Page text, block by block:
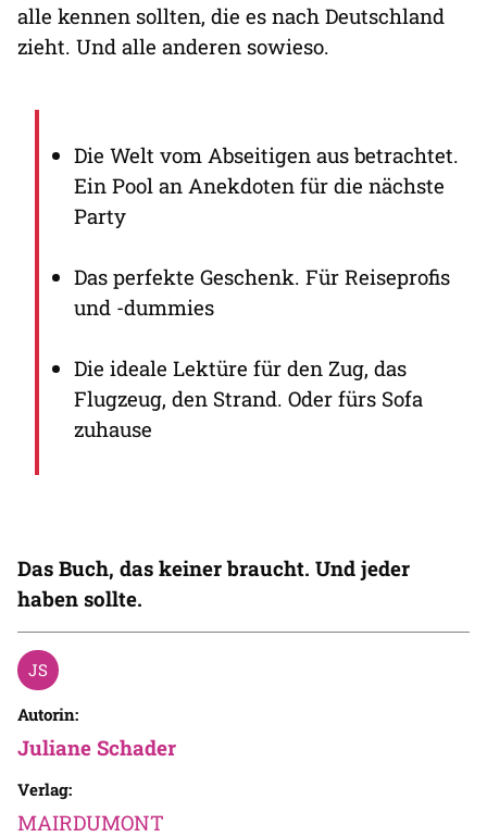
alle kennen sollten, die es nach Deutschland
zieht. Und alle anderen sowieso.
Die Welt vom Abseitigen aus betrachtet.
Ein Pool an Anekdoten für die nächste
Party
Das perfekte Geschenk. Für Reiseprofis
und -dummies
Die ideale Lektüre für den Zug, das
Flugzeug, den Strand. Oder fürs Sofa
zuhause
Das Buch, das keiner braucht. Und jeder
haben sollte.
Autorin:
Juliane Schader
Verlag:
MAIRDUMONT